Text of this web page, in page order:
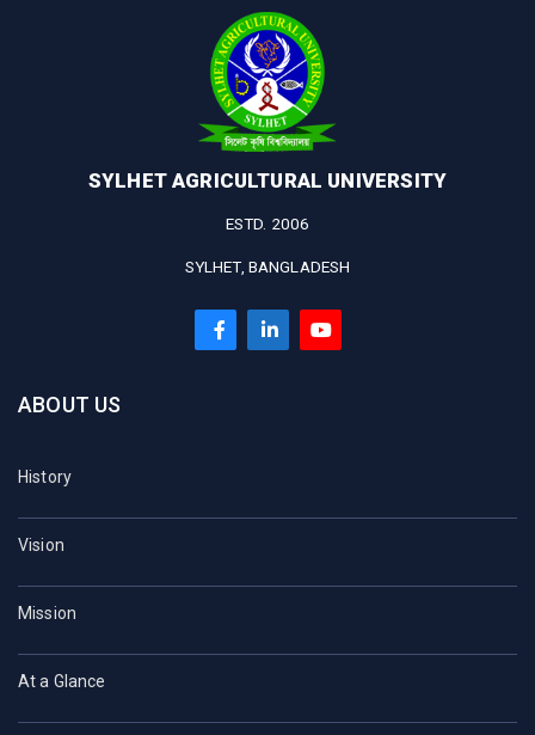
SYLHET AGRICULTURAL UNIVERSITY
ESTD. 2006
SYLHET, BANGLADESH
ABOUT US
History
Vision
Mission
At a Glance